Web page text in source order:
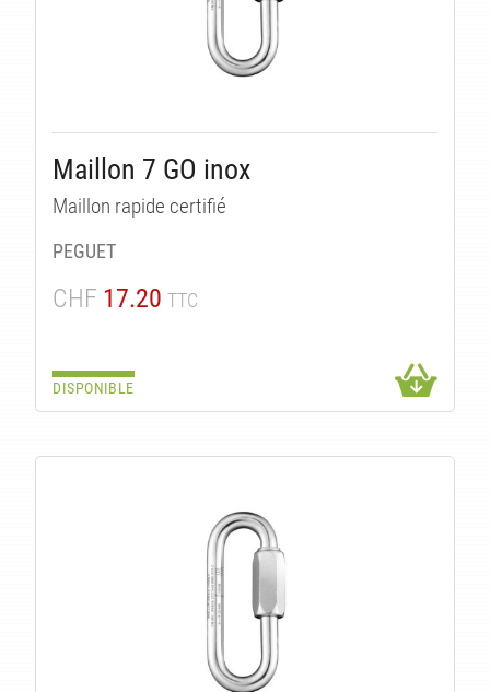
Maillon 7 GO inox
Maillon rapide certifié
PEGUET
CHF 17.20 TTC
DISPONIBLE